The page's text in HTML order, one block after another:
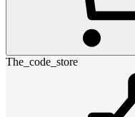
The_code_store